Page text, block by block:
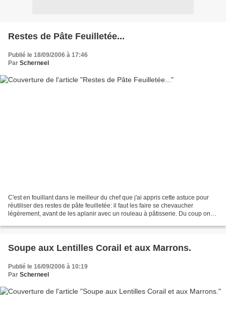
Restes de Pâte Feuilletée...
Publié le 18/09/2006 à 17:46
Par Scherneel
C'est en fouillant dans le meilleur du chef que j'ai appris cette astuce pour
réutiliser des restes de pâte feuilletée: il faut les faire se chevaucher
légèrement, avant de les aplanir avec un rouleau à pâtisserie. Du coup on
Soupe aux Lentilles Corail et aux Marrons.
Publié le 16/09/2006 à 10:19
Par Scherneel